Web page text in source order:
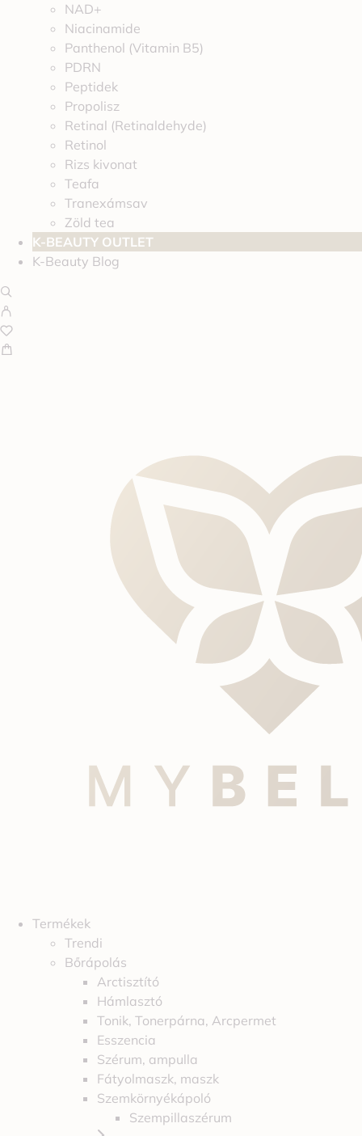
NAD+
Niacinamide
Panthenol (Vitamin B5)
PDRN
Peptidek
Propolisz
Retinal (Retinaldehyde)
Retinol
Rizs kivonat
Teafa
Tranexámsav
Zöld tea
K-BEAUTY OUTLET
K-Beauty Blog
Termékek
Trendi
Bőrápolás
Arctisztító
Hámlasztó
Tonik, Tonerpárna, Arcpermet
Esszencia
Szérum, ampulla
Fátyolmaszk, maszk
Szemkörnyékápoló
Szempillaszérum